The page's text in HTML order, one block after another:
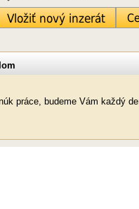
práce, budeme Vám každý